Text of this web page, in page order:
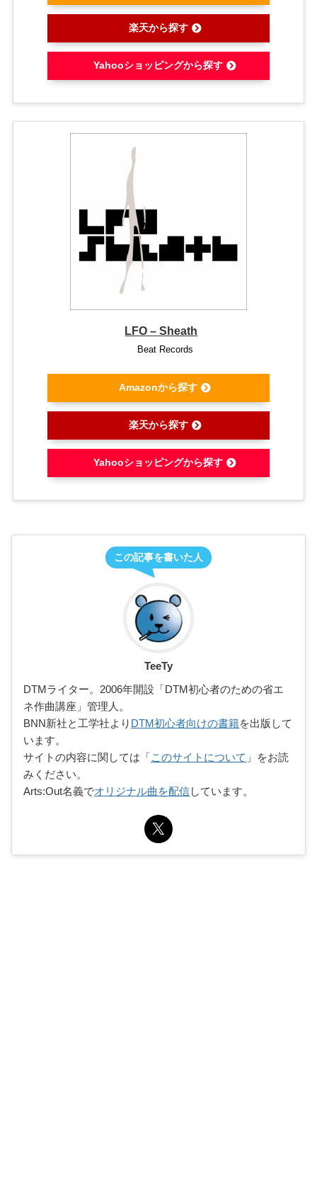
楽天から探す
Yahooショッピングから探す
LFO – Sheath
Beat Records
Amazonから探す
楽天から探す
Yahooショッピングから探す
この記事を書いた人
TeeTy
DTMライター。2006年開設「DTM初心者のための省エ
ネ作曲講座」管理人。
BNN新社と工学社より DTM初心者向けの書籍を出版して
います。
サイトの内容に関しては「このサイトについて 」をお読
みください。
Arts:Out名義でオリジナル曲を配信しています。